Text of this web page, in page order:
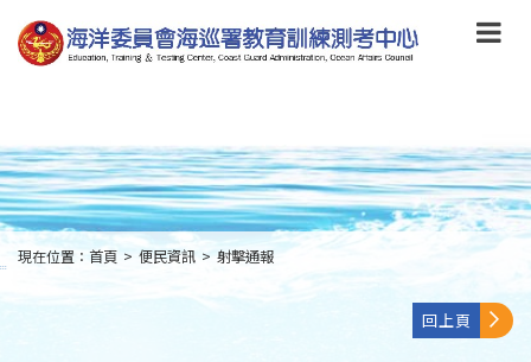
到
主
要
to
main
content
:::
現在位置： 首頁 > 便民資訊 > 射擊通報
回上頁